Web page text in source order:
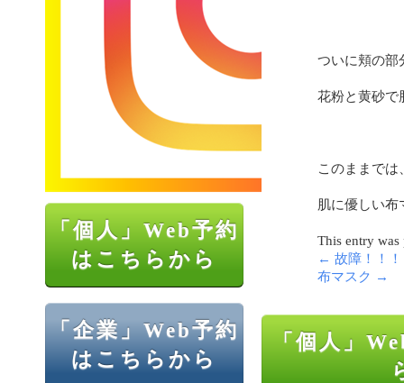
「個人」Web予約
はこちらから
「企業」Web予約
はこちらから
ついに頬の部
花粉と黄砂で
このままでは
肌に優しい布
This entry
← 故障！！！
布マスク →
「個人」